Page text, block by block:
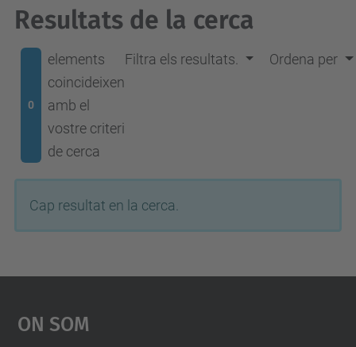
Resultats de la cerca
0
elements
coincideixen
amb el
vostre criteri
de cerca
Filtra els resultats. Ordena per
Cap resultat en la cerca.
On Som